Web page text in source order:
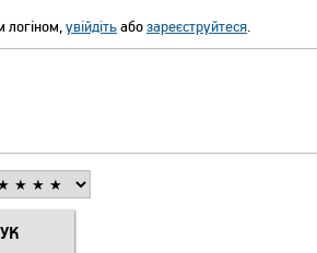
УП) ОФФ 82 ПАННОЧКА
логіном,увійдітьабозареєструйтеся.